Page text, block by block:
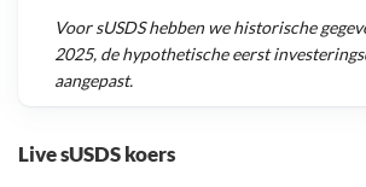
Live sUSDS koers
VoorsUSDShebben we historische
2025, de hypothetische eerst
aangepast.